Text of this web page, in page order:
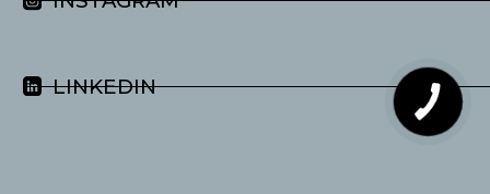
LINKEDIN
КНОПКА
ЗВ'ЯЗКУ